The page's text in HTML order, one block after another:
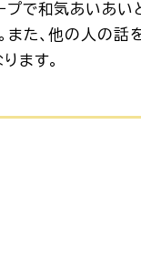
で和気あいあい
た、他の人の話
ます。